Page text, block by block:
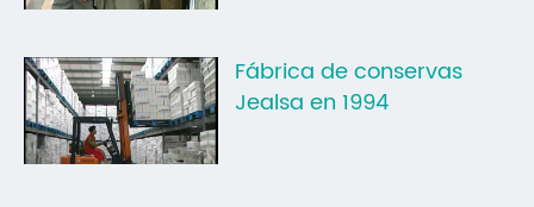
Fábrica de conservas
Jealsa en 1994